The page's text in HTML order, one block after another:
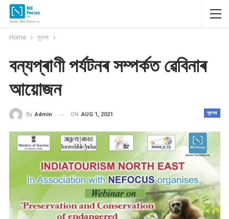
Home সুখবৰ
বন্যপ্ৰাণী পৰ্যটনৰ সম্পৰ্কত ৱেবিনাৰ
আয়োজন
সুখবৰ
By Admin ON AUG 1, 2021